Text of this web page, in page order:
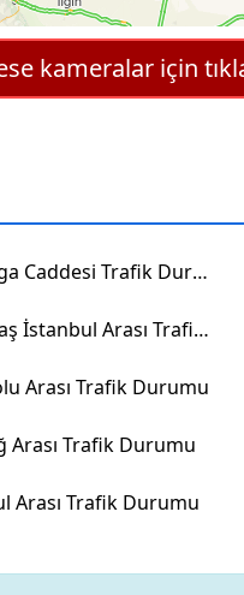
kameralar için
Beşiktaş Palanga Caddesi Trafik Durumu
Kahramanmaraş İstanbul Arası Trafik Durumu
Arası Trafik Durumu
Arası Trafik Durumu
Arası Trafik Durumu